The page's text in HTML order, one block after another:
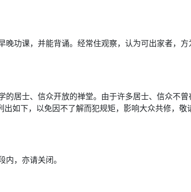
功课，并能背诵。经常住观察，认为可出家者，方
的居士、信众开放的禅堂。由于许多居士、信众不
如下，以免因不了解而犯规矩，影响大众共修，敬
，亦请关闭。